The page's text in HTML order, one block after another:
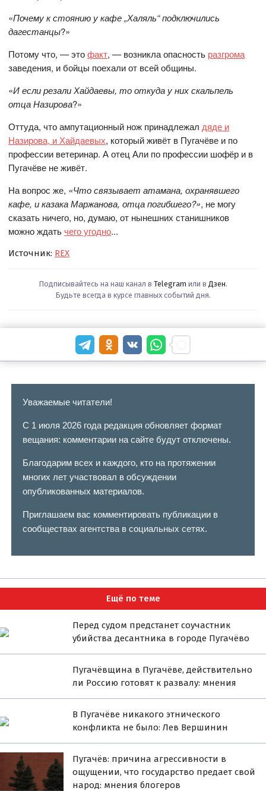
«Почему к стоянию у кафе „Халяль“ подключились
дагестанцы?»
Потому что, — этофакт, — возникла опасность разгрома
заведения, и бойцы поехали от всей общины.
«И если резали Хайдаевы, то откуда у них скальпель
отца Назирова?»
Оттуда, что ампутационный нож принадлежалдяде и
Назирова, и Хайдаевых, который живёт в Пугачёве и по
профессии ветеринар. А отец Али по профессии шофёр и в
Пугачёве не живёт.
На вопрос же, «Что связывает атамана, охранявшего
кафе, и казака Маржанова, отца погибшего?», не могу
сказать ничего, но, думаю, от нынешних станишников
можно ждать чего угодно...
Источник: REX
Подписывайтесь на наш канал в Telegram или в Дзен.
Будьте всегда в курсе главных событий дня.
Уважаемые читатели!
С 1 июля 2026 года редакция обновляет формат
вещания: комментарии на сайте будут отключены.
Благодарим всех и каждого, кто на протяжении
многих лет участвовал в обсуждении
опубликованных материалов.
Приглашаем вас комментировать публикации в
сообществах агентства в социальных сетях.
Ещё по теме
Перед судом предстанет соучастник
убийства десантника в городе Пугачёво
Пугачёвщина в Пугачёве, действительно
ли Россию готовят к развалу: мнения
В Пугачёве никакого этнического
конфликта не было: Лев Вершинин
Пугачёв: причина агрессивности в
ощущении, что государство предает свой
народ: мнения блогеров